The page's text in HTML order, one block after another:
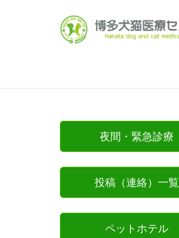
夜間・緊急診療
投稿（連絡）一覧
ペットホテル